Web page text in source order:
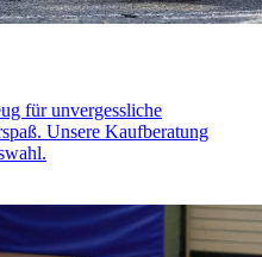
für unvergessliche
Unsere Kaufberatung